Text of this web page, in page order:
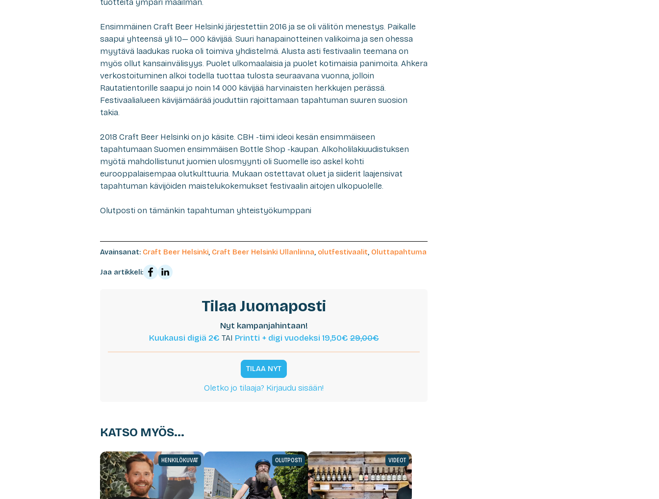
tuotteita ympäri maailman.
Ensimmäinen Craft Beer Helsinki järjestettiin 2016 ja se oli välitön menestys. Paikalle
saapui yhteensä yli 10— 000 kävijää. Suuri hanapainotteinen valikoima ja sen ohessa
myytävä laadukas ruoka oli toimiva yhdistelmä. Alusta asti festivaalin teemana on
myös ollut kansainvälisyys. Puolet ulkomaalaisia ja puolet kotimaisia panimoita. Ahkera
verkostoituminen alkoi todella tuottaa tulosta seuraavana vuonna, jolloin
Rautatientorille saapui jo noin 14 000 kävijää harvinaisten herkkujen perässä.
Festivaalialueen kävijämäärää jouduttiin rajoittamaan tapahtuman suuren suosion
takia.
2018 Craft Beer Helsinki on jo käsite. CBH -tiimi ideoi kesän ensimmäiseen
tapahtumaan Suomen ensimmäisen Bottle Shop -kaupan. Alkoholilakiuudistuksen
myötä mahdollistunut juomien ulosmyynti oli Suomelle iso askel kohti
eurooppalaisempaa olutkulttuuria. Mukaan ostettavat oluet ja siiderit laajensivat
tapahtuman kävijöiden maistelukokemukset festivaalin aitojen ulkopuolelle.
Olutposti on tämänkin tapahtuman yhteistyökumppani
Avainsanat: Craft Beer Helsinki, Craft Beer Helsinki Ullanlinna, olutfestivaalit, Oluttapahtuma
Jaa artikkeli:
Tilaa Juomaposti
Nyt kampanjahintaan!
Kuukausi digiä 2€ TAI Printti + digi vuodeksi 19,50€29,00€
TILAA NYT
Oletko jo tilaaja? Kirjaudu sisään!
KATSO MYÖS...
HENKILÖKUVAT OLUTPOSTI VIDEOT